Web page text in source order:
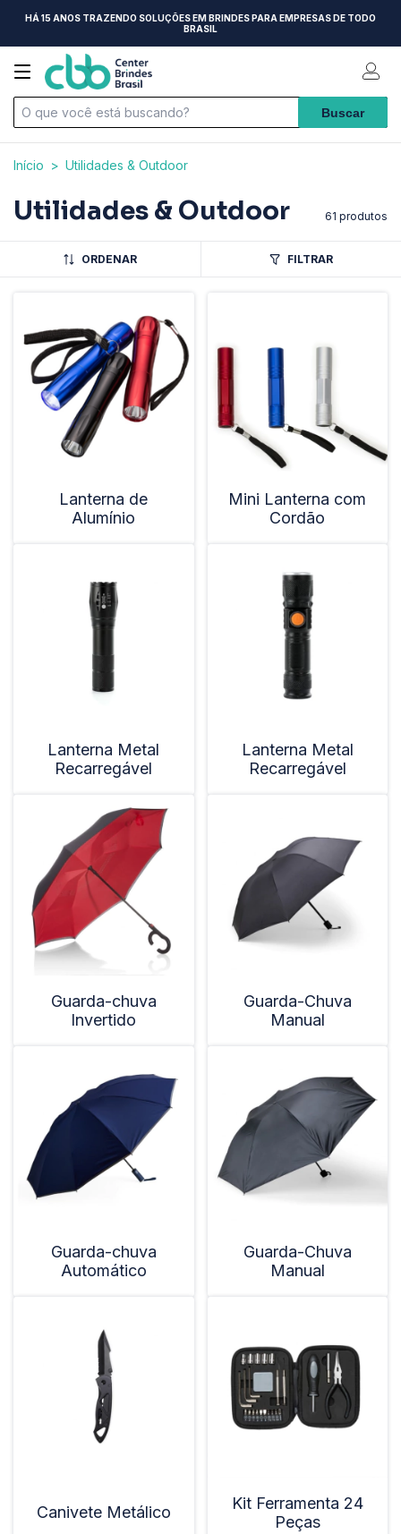
HÁ 15 ANOS TRAZENDO SOLUÇÕES EM BRINDES PARA EMPRESAS DE TODO
BRASIL
Início > Utilidades & Outdoor
Utilidades & Outdoor 61 produtos
ORDENAR FILTRAR
Lanterna de
Alumínio
Mini Lanterna com
Cordão
Lanterna Metal
Recarregável
Lanterna Metal
Recarregável
Guarda-chuva
Invertido
Guarda-Chuva
Manual
Guarda-chuva
Automático
Guarda-Chuva
Manual
Canivete Metálico
Kit Ferramenta 24
Peças